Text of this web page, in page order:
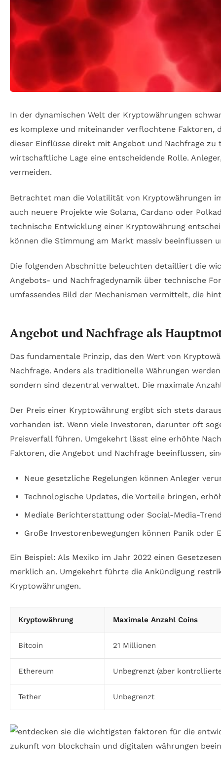
In der dynamischen Welt der Kryptowährungen
es komplexe und miteinander verflochtene Faktoren,
dieser Einflüsse direkt mit Angebot und Nachfrage
wirtschaftliche Lage eine entscheidende Rolle.
vermeiden.
Betrachtet man die Volatilität von Kryptowährungen
auch neuere Projekte wie Solana, Cardano oder
technische Entwicklung einer Kryptowährung
können die Stimmung am Markt massiv beeinflussen
Die folgenden Abschnitte beleuchten detailliert die
Angebots- und Nachfragedynamik über technische
umfassendes Bild der Mechanismen vermittelt, die
Angebot und Nachfrage als
Das fundamentale Prinzip, das den Wert von
Nachfrage. Anders als traditionelle Währungen
sondern sind dezentral verwaltet. Die maximale
Der Preis einer Kryptowährung ergibt sich stets
vorhanden ist. Wenn viele Investoren, darunter oft
Preisverfall führen. Umgekehrt lässt eine erhöhte
Faktoren, die Angebot und Nachfrage beeinflussen,
Neue gesetzliche Regelungen können Anleger
Technologische Updates, die Vorteile bringen,
Mediale Berichterstattung oder Social-Media-
Große Investorenbewegungen können Panik oder
Ein Beispiel: Als Mexiko im Jahr 2022 einen
merklich an. Umgekehrt führte die Ankündigung
Kryptowährungen.
Kryptowährung Maximale Anzahl Coins
Bitcoin 21 Millionen
Ethereum Unbegrenzt (aber
Tether Unbegrenzt